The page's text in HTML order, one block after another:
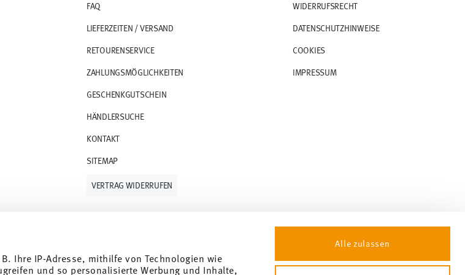
Ihre IP-Adresse, mithilfe von Technologien wie
und so personalisierte Werbung und Inhalte,
Alle zulassen
Mindestbestellwert bei
einem Bestellwert
die Lieferzeiten in
FAQ
LIEFERZEITEN / VERSAND
RETOURENSERVICE
ZAHLUNGSMÖGLICHKEITEN
GESCHENKGUTSCHEIN
HÄNDLERSUCHE
KONTAKT
SITEMAP
WIDERRUFSRECHT
DATENSCHUTZHINWEISE
COOKIES
IMPRESSUM
VERTRAG WIDERRUFEN